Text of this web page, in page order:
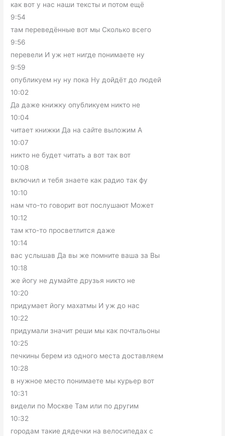
как вот у нас наши тексты и потом ещё
9:54
там переведённые вот мы Сколько всего
9:56
перевели И уж нет нигде понимаете ну
9:59
опубликуем ну ну пока Ну дойдёт до людей
10:02
Да даже книжку опубликуем никто не
10:04
читает книжки Да на сайте выложим А
10:07
никто не будет читать а вот так вот
10:08
включил и тебя знаете как радио так фу
10:10
нам что-то говорит вот послушают Может
10:12
там кто-то просветлится даже
10:14
вас услышав Да вы же помните ваша за Вы
10:18
же йогу не думайте друзья никто не
10:20
придумает йогу махатмы И уж до нас
10:22
придумали значит реши мы как почтальоны
10:25
печкины берем из одного места доставляем
10:28
в нужное место понимаете мы курьер вот
10:31
видели по Москве Там или по другим
10:32
городам такие дядечки на велосипедах с